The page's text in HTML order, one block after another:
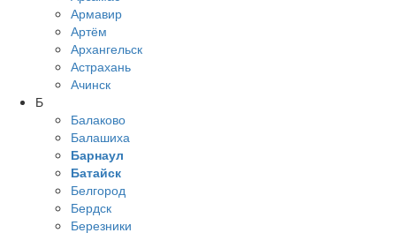
Армавир
Артём
Архангельск
Астрахань
Ачинск
Б
Балаково
Балашиха
Барнаул
Батайск
Белгород
Бердск
Березники